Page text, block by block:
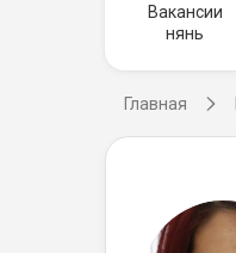
Вакансии
нянь
Главная